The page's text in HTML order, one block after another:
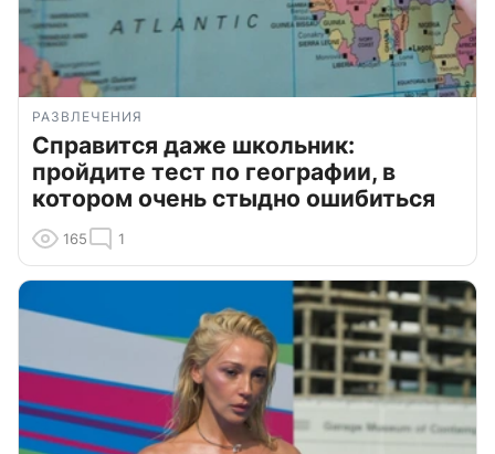
РАЗВЛЕЧЕНИЯ
Справится даже школьник:
пройдите тест по географии, в
котором очень стыдно ошибиться
165 1